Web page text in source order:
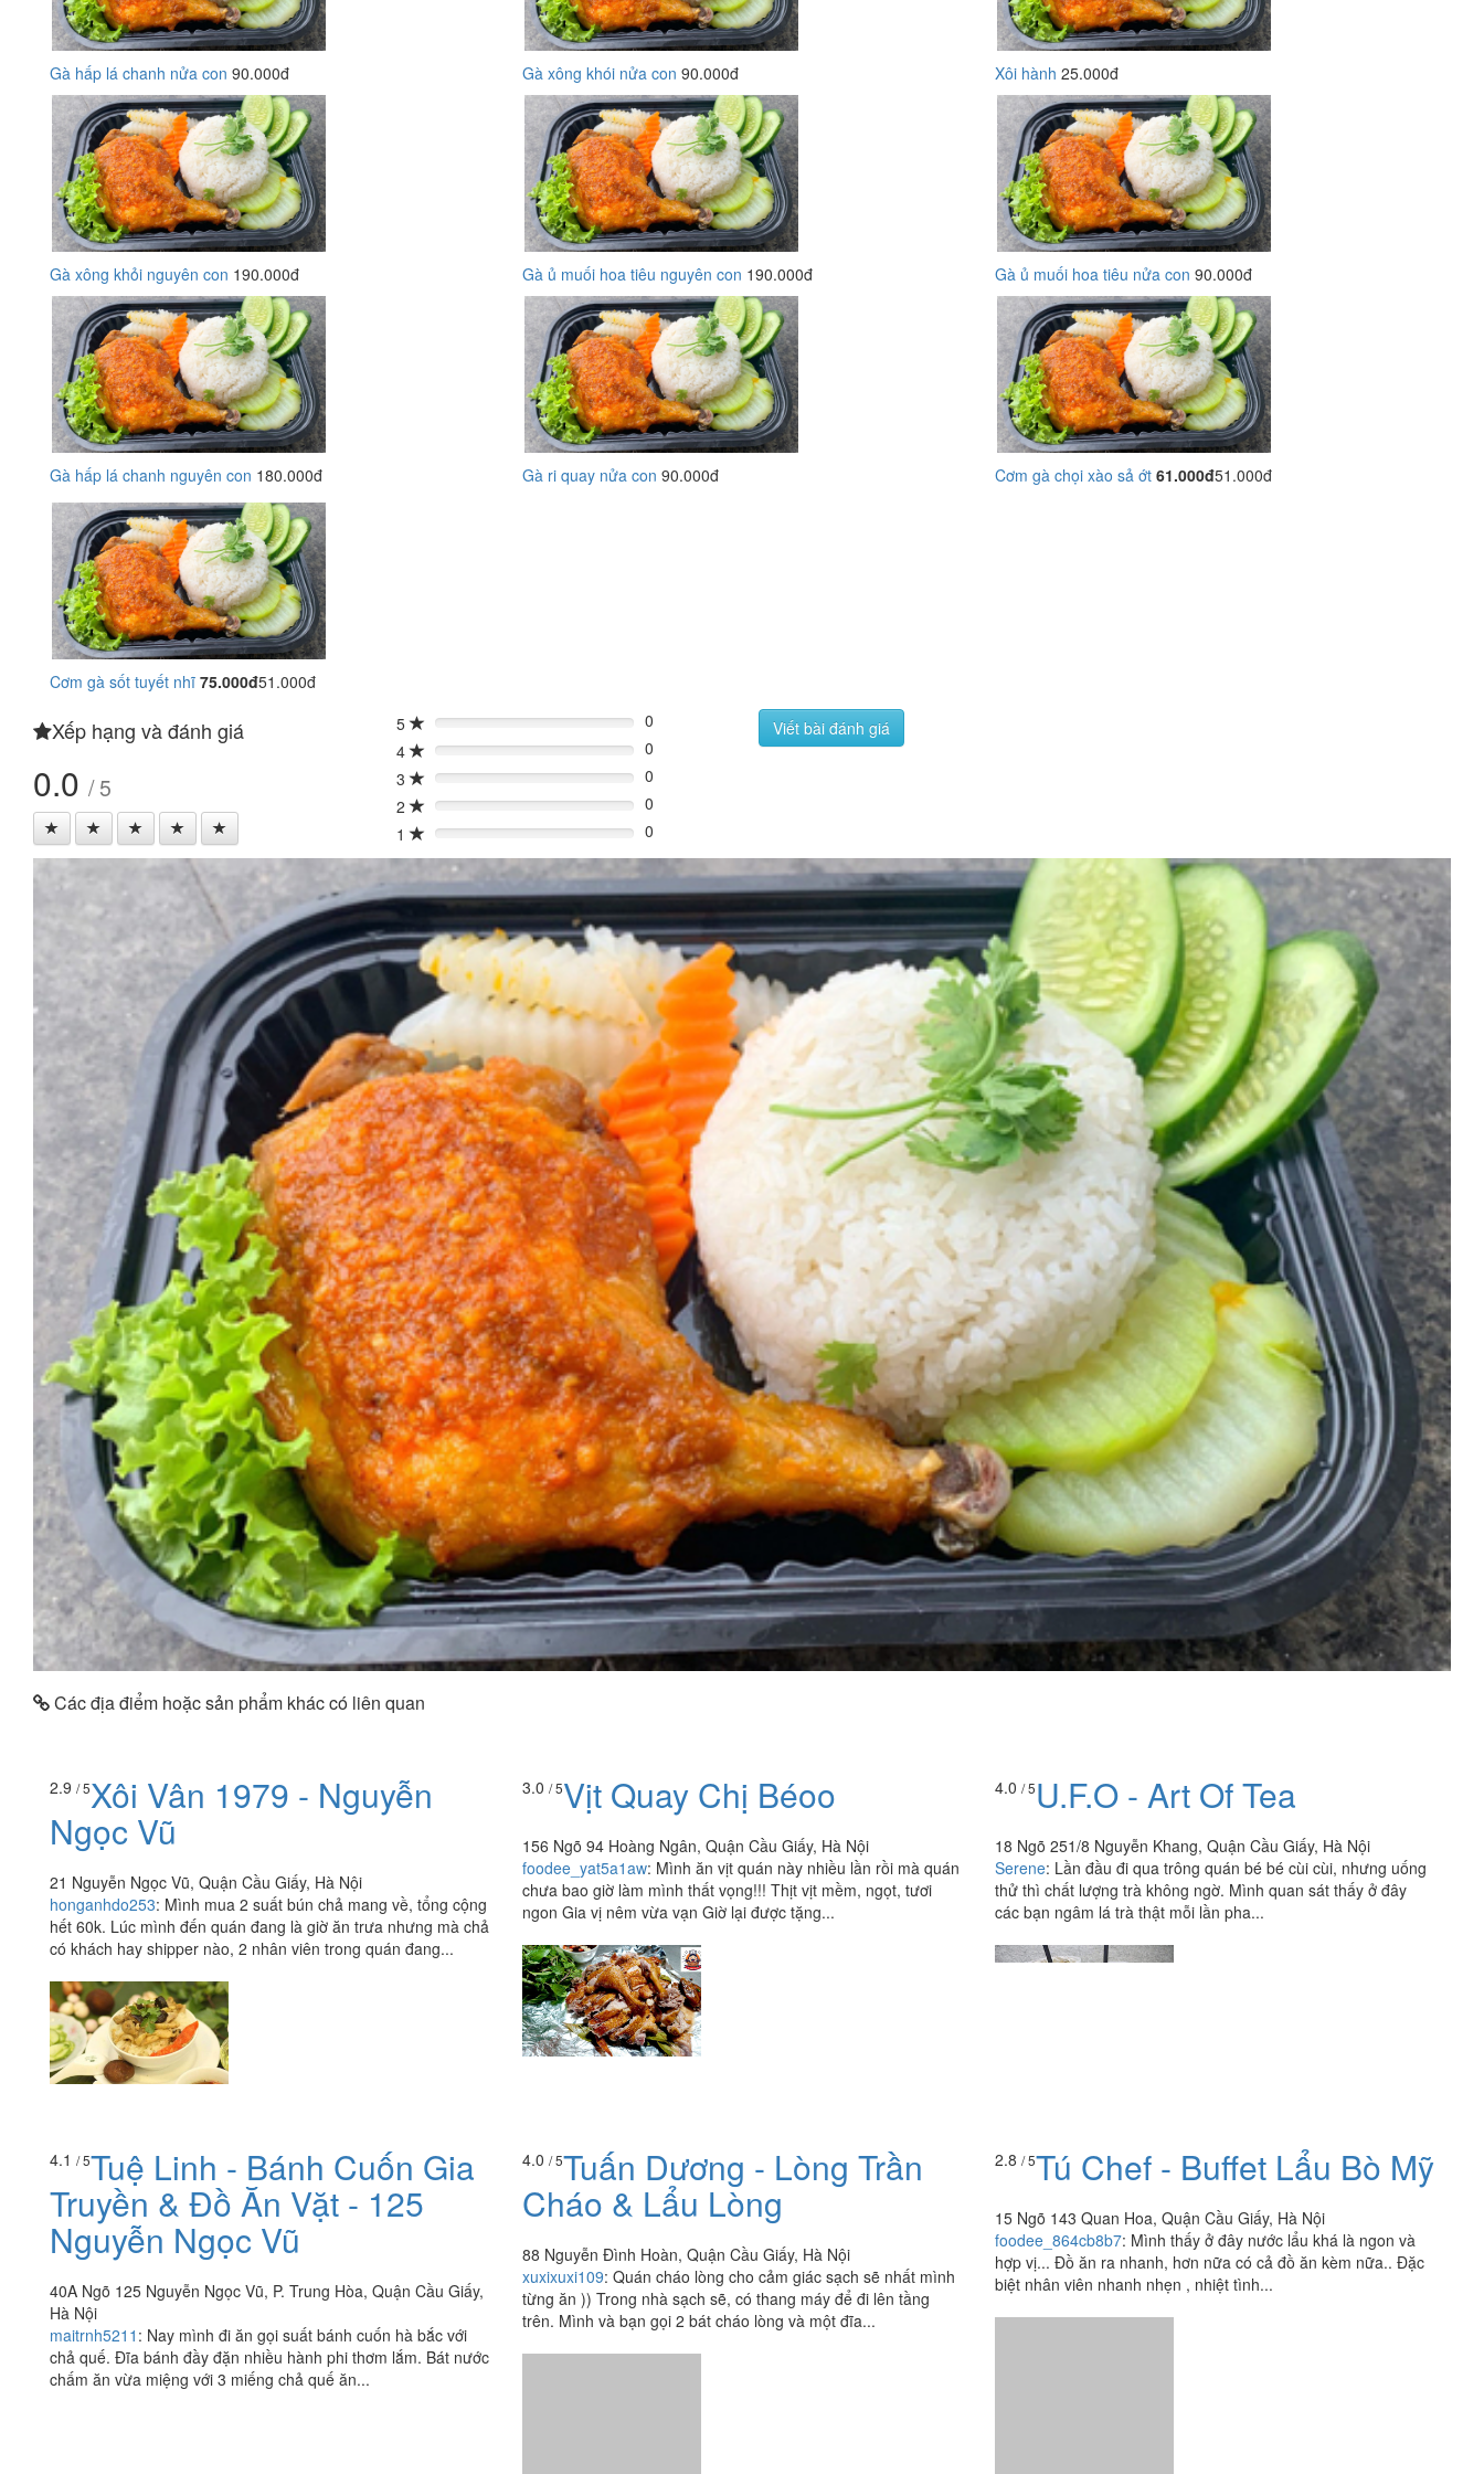
Gà hấp lá chanh nửa con 90.000đ Gà xông khói nửa con 90.000đ Xôi hành 25.000đ
Gà xông khỏi nguyên con 190.000đ Gà ủ muối hoa tiêu nguyên con 190.000đ Gà ủ muối hoa tiêu nửa con 90.000đ
Gà hấp lá chanh nguyên con 180.000đ Gà ri quay nửa con 90.000đ Cơm gà chọi xào sả ớt 61.000đ51.000đ
Cơm gà sốt tuyết nhĩ 75.000đ51.000đ
Xếp hạng và đánh giá
0.0 / 5
5 0%
0
4
0%
0
3
0%
0
2
0%
0
1
0% 0
Viết bài đánh giá
Các địa điểm hoặc sản phẩm khác có liên quan
2.9 / 5Xôi Vân 1979 - Nguyễn
Ngọc Vũ
21 Nguyễn Ngọc Vũ, Quận Cầu Giấy, Hà Nội
honganhdo253: Mình mua 2 suất bún chả mang về, tổng cộng
hết 60k. Lúc mình đến quán đang là giờ ăn trưa nhưng mà chả
có khách hay shipper nào, 2 nhân viên trong quán đang...
3.0 / 5Vịt Quay Chị Béoo
156 Ngõ 94 Hoàng Ngân, Quận Cầu Giấy, Hà Nội
foodee_yat5a1aw: Mình ăn vịt quán này nhiều lần rồi mà quán
chưa bao giờ làm mình thất vọng!!! Thịt vịt mềm, ngọt, tươi
ngon Gia vị nêm vừa vạn Giờ lại được tặng...
4.0 / 5U.F.O - Art Of Tea
18 Ngõ 251/8 Nguyễn Khang, Quận Cầu Giấy, Hà Nội
Serene: Lần đầu đi qua trông quán bé bé cùi cùi, nhưng uống
thử thì chất lượng trà không ngờ. Mình quan sát thấy ở đây
các bạn ngâm lá trà thật mỗi lần pha...
4.1 / 5Tuệ Linh - Bánh Cuốn Gia
Truyền & Đồ Ăn Vặt - 125
Nguyễn Ngọc Vũ
40A Ngõ 125 Nguyễn Ngọc Vũ, P. Trung Hòa, Quận Cầu Giấy,
Hà Nội
maitrnh5211 : Nay mình đi ăn gọi suất bánh cuốn hà bắc với
chả quế. Đĩa bánh đầy đặn nhiều hành phi thơm lắm. Bát nước
chấm ăn vừa miệng với 3 miếng chả quế ăn...
4.0 / 5Tuấn Dương - Lòng Trần
Cháo & Lẩu Lòng
88 Nguyễn Đình Hoàn, Quận Cầu Giấy, Hà Nội
xuxixuxi109: Quán cháo lòng cho cảm giác sạch sẽ nhất mình
từng ăn )) Trong nhà sạch sẽ, có thang máy để đi lên tầng
trên. Mình và bạn gọi 2 bát cháo lòng và một đĩa...
2.8 / 5Tú Chef - Buffet Lẩu Bò Mỹ
15 Ngõ 143 Quan Hoa, Quận Cầu Giấy, Hà Nội
foodee_864cb8b7: Mình thấy ở đây nước lẩu khá là ngon và
hợp vị... Đồ ăn ra nhanh, hơn nữa có cả đồ ăn kèm nữa.. Đặc
biệt nhân viên nhanh nhẹn , nhiệt tình...